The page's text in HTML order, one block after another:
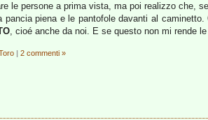
le persone a prima vista, ma poi realizzo che,
piena e le pantofole davanti al
, cioé anche da noi. E se questo non mi rende
| 2 commenti »